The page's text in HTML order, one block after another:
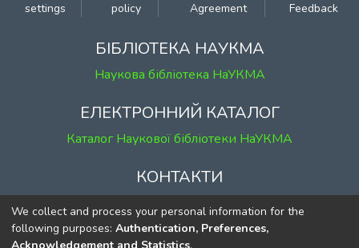
settings
policy
Agreement
Feedback
БІБЛІОТЕКА НАУКМА
Наукова бібліотека НаУКМА
ЕЛЕКТРОННИЙ КАТАЛОГ
Каталог Наукової бібліотеки НаУКМА
КОНТАКТИ
м. Київ, вул. Григорія Сковороди, 2
к. 1, к. 120
We collect and process your personal information for the
following purposes: Authentication, Preferences,